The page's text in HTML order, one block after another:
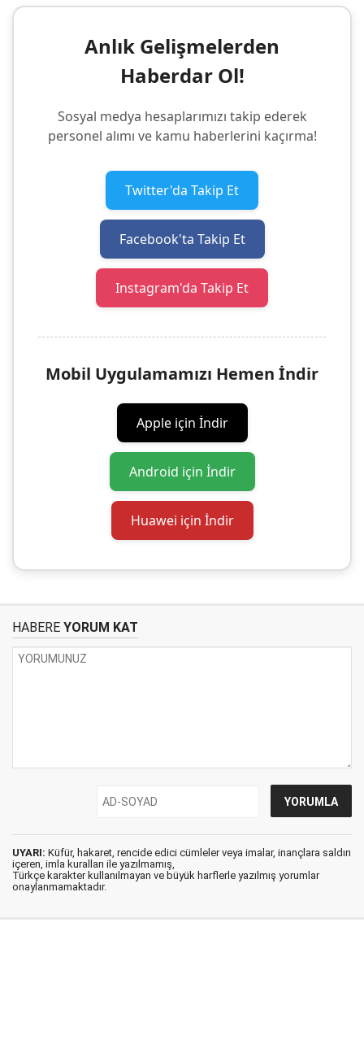
Anlık Gelişmelerden
Haberdar Ol!
Sosyal medya hesaplarımızı takip ederek
personel alımı ve kamu haberlerini kaçırma!
Twitter'da Takip Et
Facebook'ta Takip Et
Instagram'da Takip Et
Mobil Uygulamamızı Hemen İndir
Apple için İndir
Android için İndir
Huawei için İndir
HABERE YORUM KAT
UYARI: Küfür, hakaret, rencide edici cümleler veya imalar, inançlara saldırı
içeren, imla kuralları ile yazılmamış,
Türkçe karakter kullanılmayan ve büyük harflerle yazılmış yorumlar
onaylanmamaktadır.